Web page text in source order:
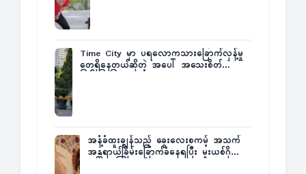
Time City မှာ ပရလောကသားခြောက်လှန့်မှု
တွေရှိနေတယ်ဆိုတဲ့ အပေါ် အသေးစိတ်
အနံ့ခံထူးချွန်သည့် ခွေးလေးစကမ့် အသက်
အန္တရာယ်ခြိမ်းခြောက်ခံနေရပြီး မူးယစ်ဂိုဏ်း